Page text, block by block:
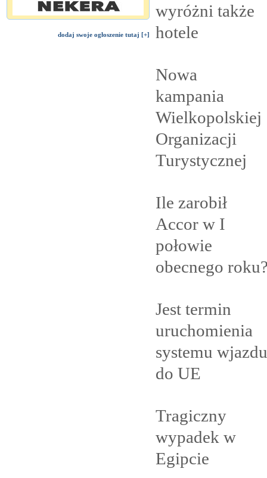
dodaj swoje ogłoszenie tutaj [+]
wyróżni także
hotele
Nowa
kampania
Wielkopolskiej
Organizacji
Turystycznej
Ile zarobił
Accor w I
połowie
obecnego
Jest termin
uruchomienia
systemu wjazdu
do UE
Tragiczny
wypadek w
Egipcie